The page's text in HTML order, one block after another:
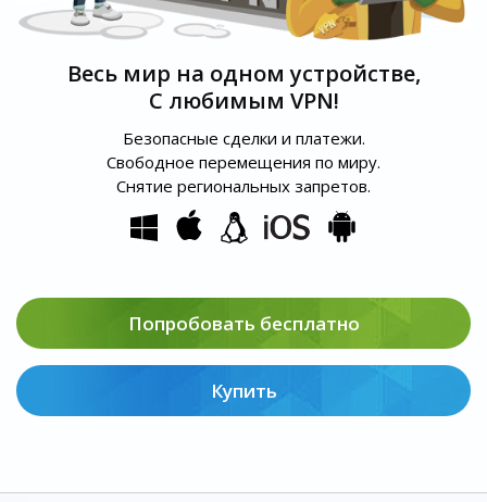
Весь мир на одном устройстве,
С любимым VPN!
Безопасные сделки и платежи.
Свободное перемещения по миру.
Снятие региональных запретов.
Попробовать бесплатно
Купить